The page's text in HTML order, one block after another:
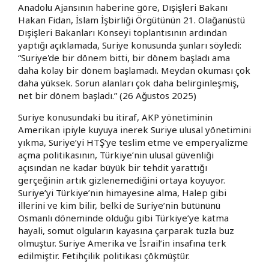
Anadolu Ajansının haberine göre, Dışişleri Bakanı
Hakan Fidan, İslam İşbirliği Örgütünün 21. Olağanüstü
Dışişleri Bakanları Konseyi toplantısının ardından
yaptığı açıklamada, Suriye konusunda şunları söyledi:
“Suriye'de bir dönem bitti, bir dönem başladı ama
daha kolay bir dönem başlamadı. Meydan okuması çok
daha yüksek. Sorun alanları çok daha belirginleşmiş,
net bir dönem başladı.” (26 Ağustos 2025)
Suriye konusundaki bu itiraf, AKP yönetiminin
Amerikan ipiyle kuyuya inerek Suriye ulusal yönetimini
yıkma, Suriye’yi HTŞ’ye teslim etme ve emperyalizme
açma politikasının, Türkiye’nin ulusal güvenliği
açısından ne kadar büyük bir tehdit yarattığı
gerçeğinin artık gizlenemediğini ortaya koyuyor.
Suriye’yi Türkiye’nin himayesine alma, Halep gibi
illerini ve kim bilir, belki de Suriye’nin bütününü
Osmanlı döneminde olduğu gibi Türkiye’ye katma
hayali, somut olguların kayasına çarparak tuzla buz
olmuştur. Suriye Amerika ve İsrail’in insafına terk
edilmiştir. Fetihçilik politikası çökmüştür.